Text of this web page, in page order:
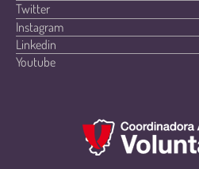
Twitter
Instagram
Linkedin
Youtube